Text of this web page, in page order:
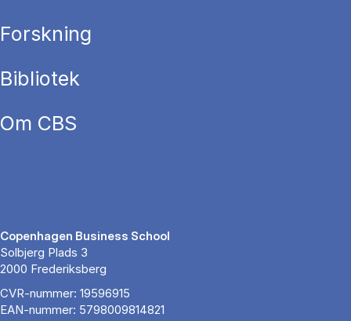
Forskning
Bibliotek
Om CBS
Copenhagen Business School
Solbjerg Plads 3
2000 Frederiksberg
CVR-nummer: 19596915
EAN-nummer: 5798009814821